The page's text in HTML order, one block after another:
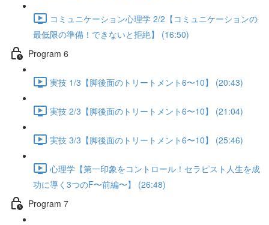
コミュニケーション心理学 2/2【コミュニケーションの
最低限の準備！できないと拒絶】 (16:50)
Program 6
実技 1/3【脚後面のトリートメント6〜10】 (20:43)
実技 2/3【脚後面のトリートメント6〜10】 (21:04)
実技 3/3【脚後面のトリートメント6〜10】 (25:46)
心理学【第一印象をコントロール！セラピスト人生を成
功に導く3つのF〜前編〜】 (26:48)
Program 7